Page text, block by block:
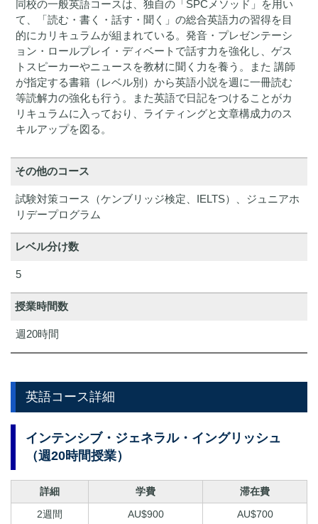
同校の一般英語コースは、独自の「SPCメソッド」を用い
て、「読む・書く・話す・聞く」の総合英語力の習得を目
的にカリキュラムが組まれている。発音・プレゼンテーシ
ョン・ロールプレイ・ディベートで話す力を強化し、ゲス
トスピーカーやニュースを教材に聞く力を養う。また 講師
が指定する書籍（レベル別）から英語小説を週に一冊読む
等読解力の強化も行う。また英語で日記をつけることがカ
リキュラムに入っており、ライティングと文章構成力のス
キルアップを図る。
その他のコース
試験対策コース（ケンブリッジ検定、IELTS）、ジュニアホ
リデープログラム
レベル分け数
5
授業時間数
週20時間
英語コース詳細
インテンシブ・ジェネラル・イングリッシュ
（週20時間授業）
詳細 学費
滞在費
2週間
AU$900
AU$700